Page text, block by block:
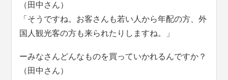
（田中さん）
「そうですね。お客さんも若い人から年配の方、外
国人観光客の方も来られたりしますね。」
ーみなさんどんなものを買っていかれるんですか？
（田中さん）